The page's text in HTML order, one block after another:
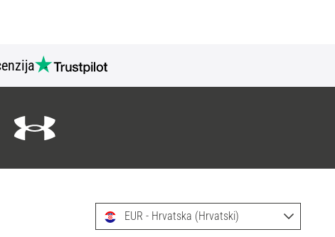
EUR - Hrvatska (Hrvatski)